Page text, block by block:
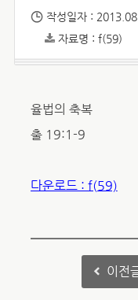
작성일자 :
자료명 : f(59)
율법의 축복
출 19:1-9
다운로드 : f(59)
이전